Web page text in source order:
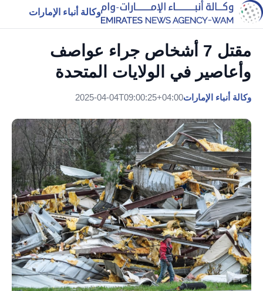
وكالة أنباء الإمارات
مقتل 7 أشخاص جراء عواصف
وأعاصير في الولايات المتحدة
وكالة أنباء الإمارات2025-04-04T09:00:25+04:00